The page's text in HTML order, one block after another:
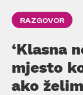
RAZGOVOR
‘Klasna
mjesto
ako